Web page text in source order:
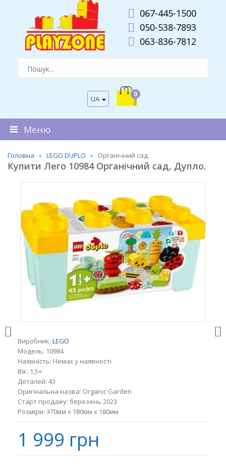
067-445-1500
050-538-7893
063-836-7812
UA
0
Меню
Головна LEGO DUPLO Органічний сад
Купити Лего 10984 Органічний сад, Дупло.
Виробник: LEGO
Модель: 10984
Наявність: Немає у наявності
Вік: 1,5+
Деталей: 43
Оригінальна назва: Organic Garden
Старт продажу: березень 2023
Розміри: 370мм x 180мм x 180мм
1 999 грн